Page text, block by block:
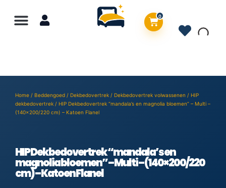
0
Home / Beddengoed / Dekbedovertrek / Dekbedovertrek volwassenen / HIP
dekbedovertrek / HIP Dekbedovertrek “mandala’s en magnolia bloemen” – Multi –
(140×200/220 cm) – Katoen Flanel
HIP Dekbedovertrek “mandala’s en
magnolia bloemen” – Multi – (140×200/220
cm) – Katoen Flanel